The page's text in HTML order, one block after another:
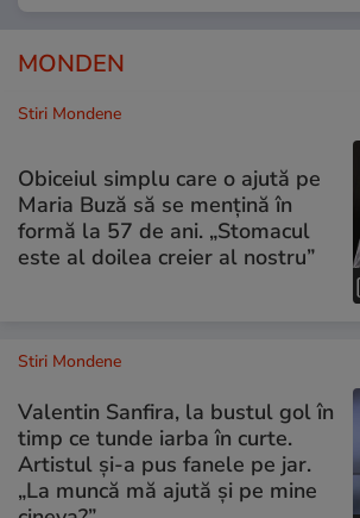
MONDEN
Stiri Mondene
Obiceiul simplu care o ajută pe
Maria Buză să se mențină în
formă la 57 de ani. „Stomacul
este al doilea creier al nostru”
Stiri Mondene
Valentin Sanfira, la bustul gol în
timp ce tunde iarba în curte.
Artistul și-a pus fanele pe jar.
„La muncă mă ajută și pe mine